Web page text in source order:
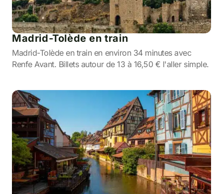
Madrid-Tolède en train
Madrid-Tolède en train en environ 34 minutes avec
Renfe Avant. Billets autour de 13 à 16,50 € l'aller simple.